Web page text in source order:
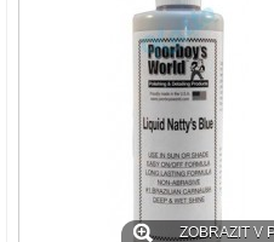
ZOBRAZIT V